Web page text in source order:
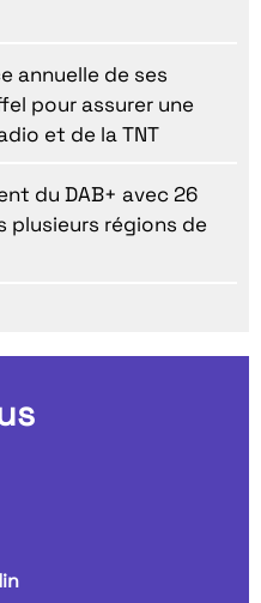
annuelle de ses
pour assurer une
et de la TNT
du DAB+ avec 26
plusieurs régions de